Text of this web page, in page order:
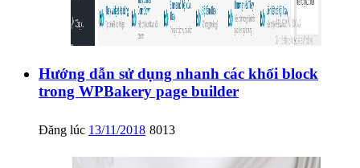
Hướng dẫn sử dụng nhanh các khối block
trong WPBakery page builder
Đăng lúc 13/11/2018 8013